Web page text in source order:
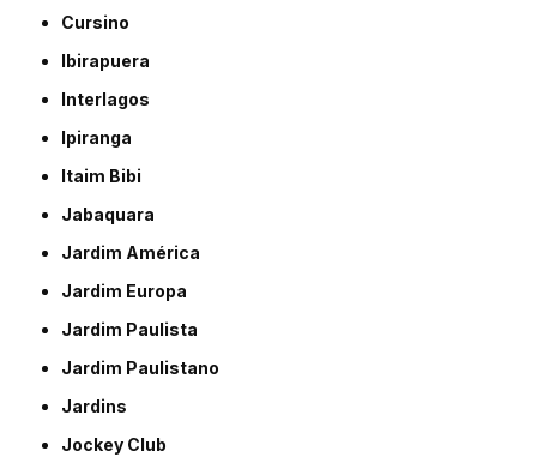
Cursino
Ibirapuera
Interlagos
Ipiranga
Itaim Bibi
Jabaquara
Jardim América
Jardim Europa
Jardim Paulista
Jardim Paulistano
Jardins
Jockey Club